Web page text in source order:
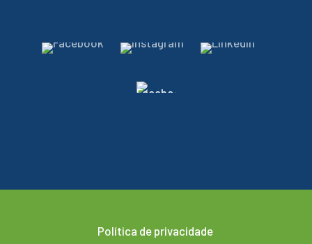
Política de privacidade